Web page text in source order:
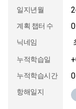
일지년월
계획 챕터 수
닉네임
누적학습일
누적학습시간
항해일지